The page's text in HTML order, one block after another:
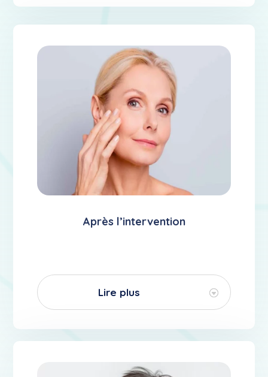
Après l’intervention
Lire plus